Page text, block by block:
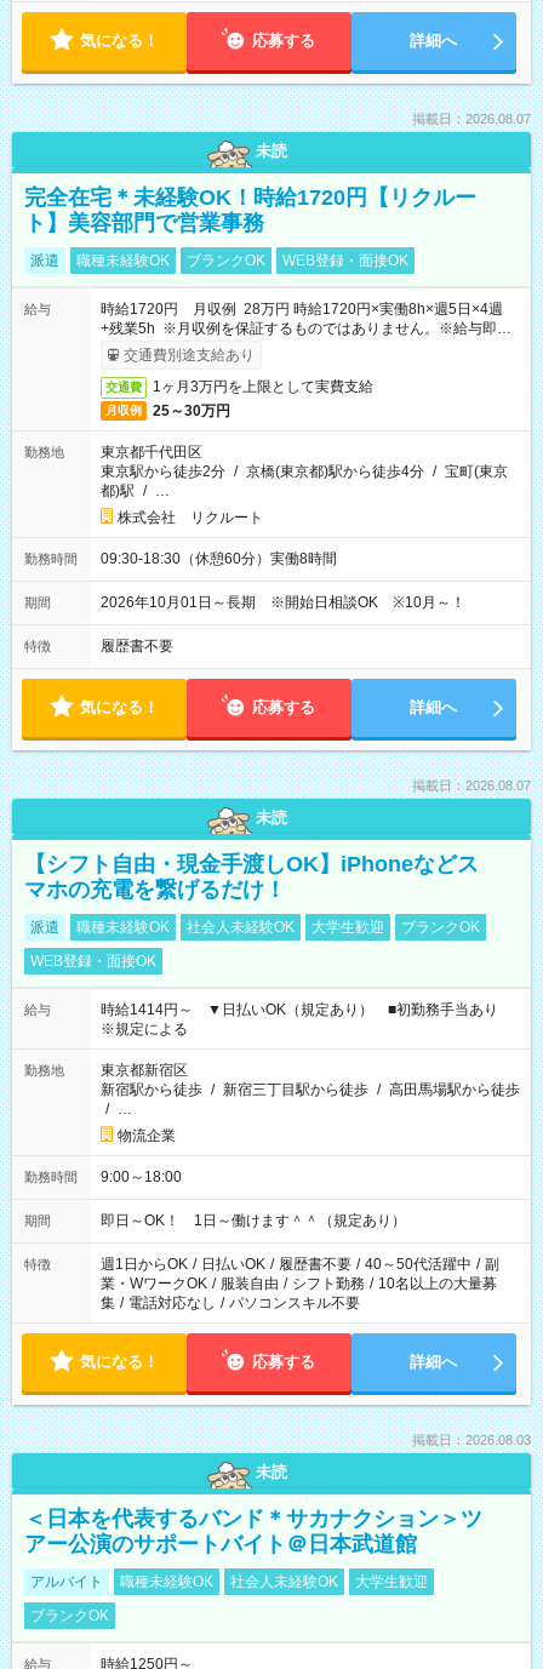
気になる！ 応募する 詳細へ
掲載日：2026.08.07
未読
完全在宅＊未経験OK！時給1720円【リクルー
ト】美容部門で営業事務
派遣 職種未経験OK ブランクOK WEB登録・面接OK
給与
時給1720円 月収例 28万円 時給1720円×実働8h×週5日×4週
+残業5h ※月収例を保証するものではありません。※給与即受
取りサービス利用可（利用条件有）
交通費別途支給あり
交通費 1ヶ月3万円を上限として実費支給
月収例 25～30万円
勤務地
東京都千代田区
東京駅から徒歩2分 / 京橋(東京都)駅から徒歩4分 / 宝町(東京
都)駅 / …
株式会社 リクルート
勤務時間 09:30-18:30（休憩60分）実働8時間
期間 2026年10月01日～長期 ※開始日相談OK ※10月～！
特徴 履歴書不要
気になる！ 応募する 詳細へ
掲載日：2026.08.07
未読
【シフト自由・現金手渡しOK】iPhoneなどス
マホの充電を繋げるだけ！
派遣 職種未経験OK 社会人未経験OK 大学生歓迎
ブランクOK
WEB登録・面接OK
給与
時給1414円～ ▼日払いOK（規定あり） ■初勤務手当あり
※規定による
勤務地
東京都新宿区
新宿駅から徒歩 / 新宿三丁目駅から徒歩 / 高田馬場駅から徒歩
/ …
物流企業
勤務時間 9:00～18:00
期間 即日～OK！ 1日～働けます＾＾（規定あり）
特徴 週1日からOK / 日払いOK / 履歴書不要 / 40～50代活躍中 / 副
業・WワークOK / 服装自由 / シフト勤務 / 10名以上の大量募
集 / 電話対応なし / パソコンスキル不要
気になる！ 応募する 詳細へ
掲載日：2026.08.03
未読
＜日本を代表するバンド＊サカナクション＞ツ
アー公演のサポートバイト＠日本武道館
アルバイト 職種未経験OK 社会人未経験OK
大学生歓迎
ブランクOK
給与 時給1250円～